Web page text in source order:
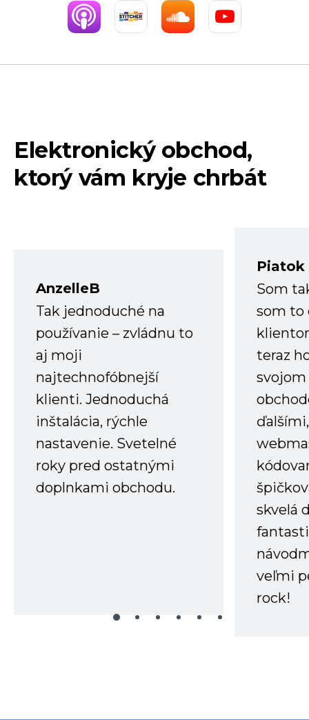
Elektronický obchod,
ktorý vám kryje chrbát
AnzelleB
Tak jednoduché na
používanie – zvládnu to
aj moji
najtechnofóbnejší
klienti. Jednoduchá
inštalácia, rýchle
nastavenie. Svetelné
roky pred ostatnými
doplnkami obchodu.
Piatok
Som
som to
teraz
skvelá
veľmi
rock!